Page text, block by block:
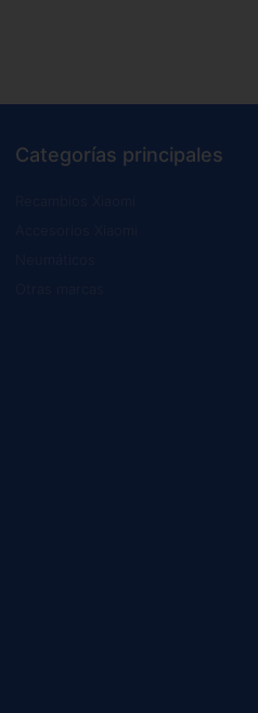
Categorías principales